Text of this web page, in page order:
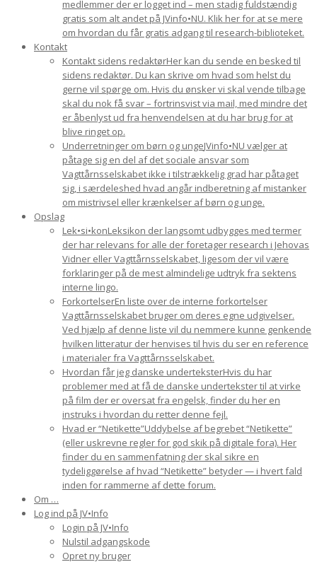
medlemmer der er logget ind – men stadig fuldstændig
gratis som alt andet på JVinfo•NU. Klik her for at se mere
om hvordan du får gratis adgang til research-biblioteket.
Kontakt
Kontakt sidens redaktørHer kan du sende en besked til
sidens redaktør. Du kan skrive om hvad som helst du
gerne vil spørge om. Hvis du ønsker vi skal vende tilbage
skal du nok få svar – fortrinsvist via mail, med mindre det
er åbenlyst ud fra henvendelsen at du har brug for at
blive ringet op.
Underretninger om børn og ungeJVinfo•NU vælger at
påtage sig en del af det sociale ansvar som
Vagttårnsselskabet ikke i tilstrækkelig grad har påtaget
sig, i særdeleshed hvad angår indberetning af mistanker
om mistrivsel eller krænkelser af børn og unge.
Opslag
Lek•si•konLeksikon der langsomt udbygges med termer
der har relevans for alle der foretager research i Jehovas
Vidner eller Vagttårnsselskabet, ligesom der vil være
forklaringer på de mest almindelige udtryk fra sektens
interne lingo.
ForkortelserEn liste over de interne forkortelser
Vagttårnsselskabet bruger om deres egne udgivelser.
Ved hjælp af denne liste vil du nemmere kunne genkende
hvilken litteratur der henvises til hvis du ser en reference
i materialer fra Vagttårnsselskabet.
Hvordan får jeg danske underteksterHvis du har
problemer med at få de danske undertekster til at virke
på film der er oversat fra engelsk, finder du her en
instruks i hvordan du retter denne fejl.
Hvad er “Netikette”Uddybelse af begrebet “Netikette”
(eller uskrevne regler for god skik på digitale fora). Her
finder du en sammenfatning der skal sikre en
tydeliggørelse af hvad “Netikette” betyder — i hvert fald
inden for rammerne af dette forum.
Om …
Log ind på JV•Info
Login på JV•Info
Nulstil adgangskode
Opret ny bruger